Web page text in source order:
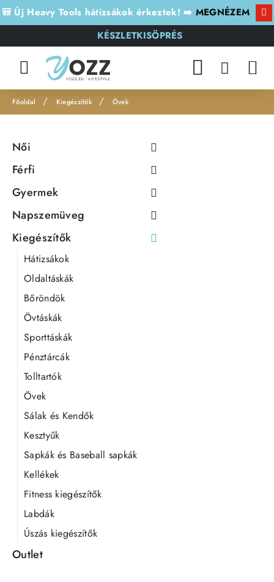
🎒 Új Heavy Tools hátizsákok érkeztek! ➡️ MEGNÉZEM
KÉSZLETKISÖPRÉS
h
m
Kiegészítők Övek
Női
Férfi
Gyermek
Napszemüveg
Kiegészítők
Hátizsákok
Oldaltáskák
Bőröndök
Övtáskák
Sporttáskák
Pénztárcák
Tolltartók
Övek
Sálak és Kendők
Kesztyűk
Sapkák és Baseball sapkák
Kellékek
Fitness kiegészítők
Labdák
Úszás kiegészítők
Outlet